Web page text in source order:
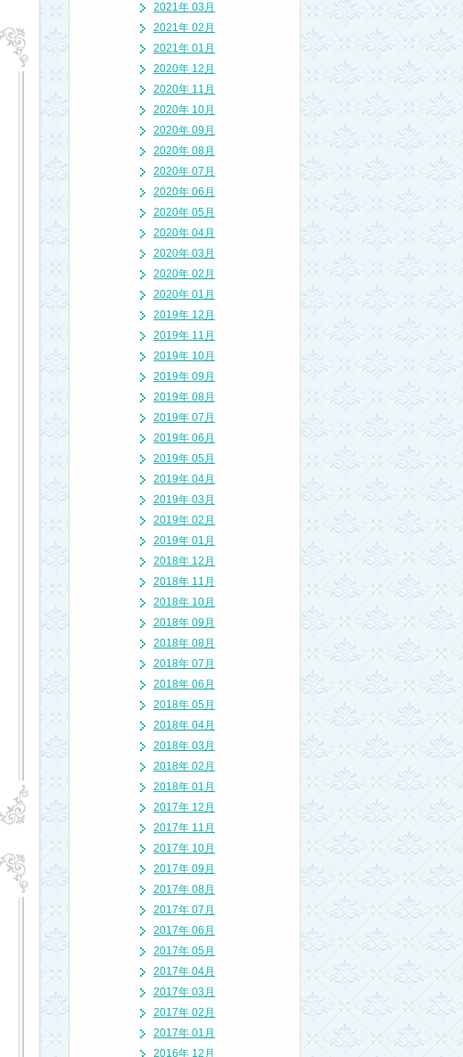
2021年 03月
2021年 02月
2021年 01月
2020年 12月
2020年 11月
2020年 10月
2020年 09月
2020年 08月
2020年 07月
2020年 06月
2020年 05月
2020年 04月
2020年 03月
2020年 02月
2020年 01月
2019年 12月
2019年 11月
2019年 10月
2019年 09月
2019年 08月
2019年 07月
2019年 06月
2019年 05月
2019年 04月
2019年 03月
2019年 02月
2019年 01月
2018年 12月
2018年 11月
2018年 10月
2018年 09月
2018年 08月
2018年 07月
2018年 06月
2018年 05月
2018年 04月
2018年 03月
2018年 02月
2018年 01月
2017年 12月
2017年 11月
2017年 10月
2017年 09月
2017年 08月
2017年 07月
2017年 06月
2017年 05月
2017年 04月
2017年 03月
2017年 02月
2017年 01月
2016年 12月